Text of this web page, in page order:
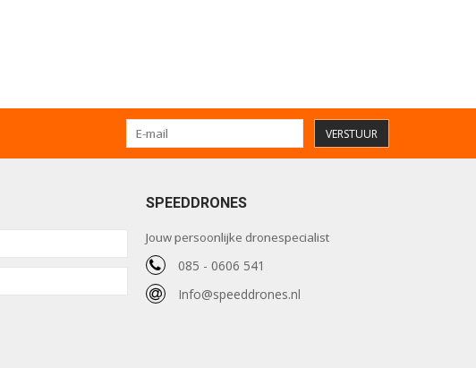
VERSTUUR
SPEEDDRONES
Jouw persoonlijke dronespecialist
085 - 0606 541
Info@speeddrones.nl